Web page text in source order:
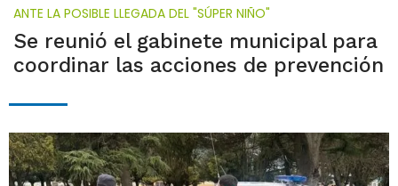
ANTE LA POSIBLE LLEGADA DEL "SÚPER NIÑO"
Se reunió el gabinete municipal para
coordinar las acciones de prevención